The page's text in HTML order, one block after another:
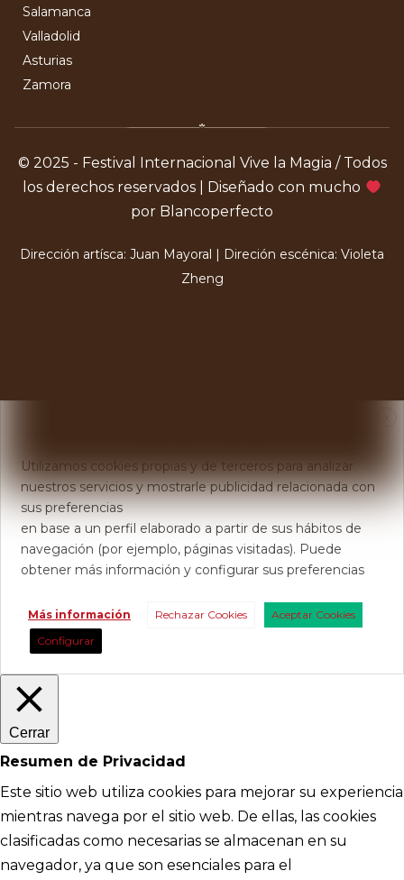
Salamanca
Valladolid
Asturias
Zamora
© 2025 - Festival Internacional Vive la Magia / Todos
los derechos reservados | Diseñado con mucho
por Blancoperfecto
Dirección artísca: Juan Mayoral | Direción escénica: Violeta
Zheng
Utilizamos cookies propias y de terceros para analizar
nuestros servicios y mostrarle publicidad relacionada con
sus preferencias
en base a un perfil elaborado a partir de sus hábitos de
navegación (por ejemplo, páginas visitadas). Puede
obtener más información y configurar sus preferencias
Más información Rechazar Cookies
Aceptar Cookies
Configurar
Cerrar
Resumen de Privacidad
Este sitio web utiliza cookies para mejorar su experiencia
mientras navega por el sitio web. De ellas, las cookies
clasificadas como necesarias se almacenan en su
navegador, ya que son esenciales para el